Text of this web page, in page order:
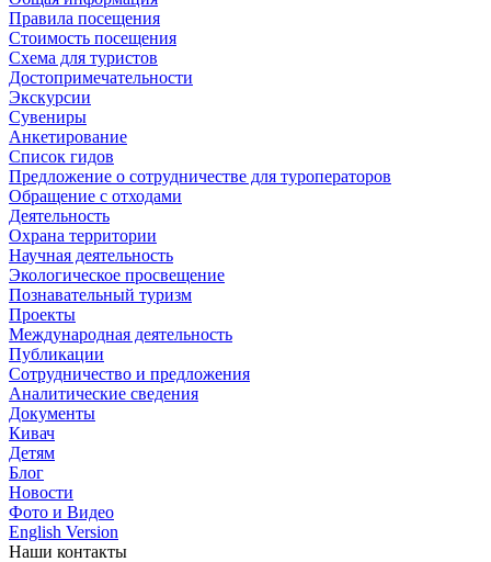
Правила посещения
Стоимость посещения
Схема для туристов
Достопримечательности
Экскурсии
Сувениры
Анкетирование
Список гидов
Предложение о сотрудничестве для туроператоров
Обращение с отходами
Деятельность
Охрана территории
Научная деятельность
Экологическое просвещение
Познавательный туризм
Проекты
Международная деятельность
Публикации
Сотрудничество и предложения
Аналитические сведения
Документы
Кивач
Детям
Блог
Новости
Фото и Видео
English Version
Наши контакты